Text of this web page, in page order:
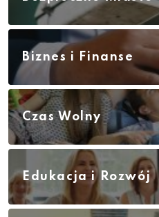
Biznes i Finanse
Czas Wolny
Edukacja i Rozwój